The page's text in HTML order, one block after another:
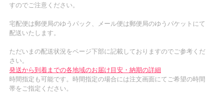
すのでご注意ください。
宅配便は郵便局のゆうパック、メール便は郵便局のゆうパケットにて
配送いたします。
ただいまの配送状況をページ下部に記載しておりますのでご参考くだ
さい。
発送から到着までの各地域のお届け目安・納期の詳細
時間指定も可能です。時間指定の場合には注文画面にてご希望の時間
帯をご指定ください。